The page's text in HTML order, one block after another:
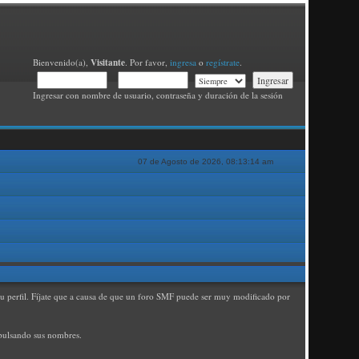
Bienvenido(a), Visitante. Por favor, ingresao regístrate.
Ingresar con nombre de usuario, contraseña y duración de la sesión
07 de Agosto de 2026, 08:13:14 am
Fíjate que a causa de que un foro SMF puede ser muy modificado por
sus nombres.